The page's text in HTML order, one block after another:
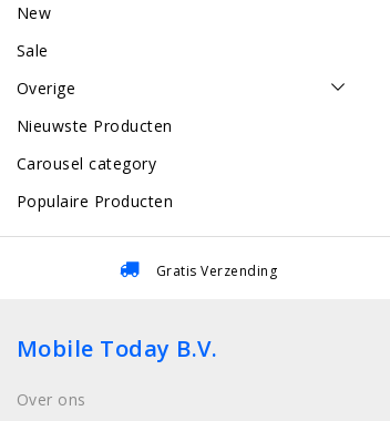
New
Sale
Overige
Nieuwste Producten
Carousel category
Populaire Producten
Gratis Verzending
Mobile Today B.V.
Over ons